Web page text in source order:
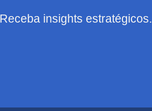
Receba insights estratégicos.